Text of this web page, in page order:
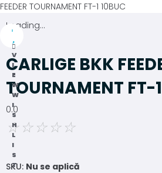
FEEDER TOURNAMENT FT-1 10BUC
V
I
E
W
W
I
S
H
L
I
S
T
Loading...
CARLIGE BKK
TOURNAMENT FT-
0.0
☆ ☆ ☆ ☆ ☆
SKU: Nu se aplică